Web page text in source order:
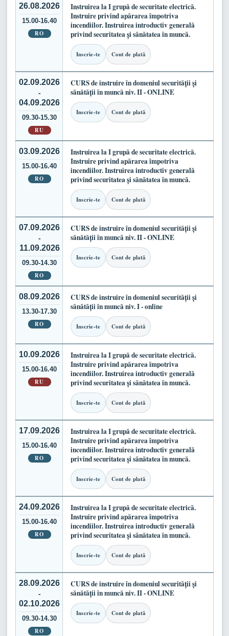
26.08.2026
15.00-16.40
RO
Instruirea la I grupă de securitate electrică.
Instruire privind apărarea împotriva
incendiilor. Instruirea introductiv generală
privind securitatea și sănătatea în muncă.
Inscrie-te Cont de plată
02.09.2026
-
04.09.2026
09.30-15.30
RU
CURS de instruire în domeniul securității și
sănătății în muncă niv. II - ONLINE
Inscrie-te Cont de plată
03.09.2026
15.00-16.40
RO
Instruirea la I grupă de securitate electrică.
Instruire privind apărarea împotriva
incendiilor. Instruirea introductiv generală
privind securitatea și sănătatea în muncă.
Inscrie-te Cont de plată
07.09.2026
-
11.09.2026
09.30-14.30
RO
CURS de instruire în domeniul securității și
sănătății în muncă niv. II - ONLINE
Inscrie-te Cont de plată
08.09.2026
13.30-17.30
RO
CURS de instruire în domeniul securității și
sănătății în muncă niv. I - online
Inscrie-te Cont de plată
10.09.2026
15.00-16.40
RU
Instruirea la I grupă de securitate electrică.
Instruire privind apărarea împotriva
incendiilor. Instruirea introductiv generală
privind securitatea și sănătatea în muncă.
Inscrie-te Cont de plată
17.09.2026
15.00-16.40
RO
Instruirea la I grupă de securitate electrică.
Instruire privind apărarea împotriva
incendiilor. Instruirea introductiv generală
privind securitatea și sănătatea în muncă.
Inscrie-te Cont de plată
24.09.2026
15.00-16.40
RO
Instruirea la I grupă de securitate electrică.
Instruire privind apărarea împotriva
incendiilor. Instruirea introductiv generală
privind securitatea și sănătatea în muncă.
Inscrie-te Cont de plată
28.09.2026
-
02.10.2026
09.30-14.30
RO
CURS de instruire în domeniul securității și
sănătății în muncă niv. II - ONLINE
Inscrie-te Cont de plată